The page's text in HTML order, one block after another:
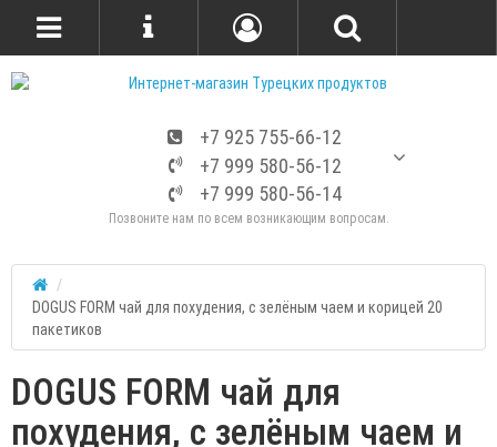
+7 925 755-66-12
+7 999 580-56-12
+7 999 580-56-14
Позвоните нам по всем возникающим вопросам.
DOGUS FORM чай для похудения, с зелёным чаем и корицей 20
пакетиков
DOGUS FORM чай для
похудения, с зелёным чаем и